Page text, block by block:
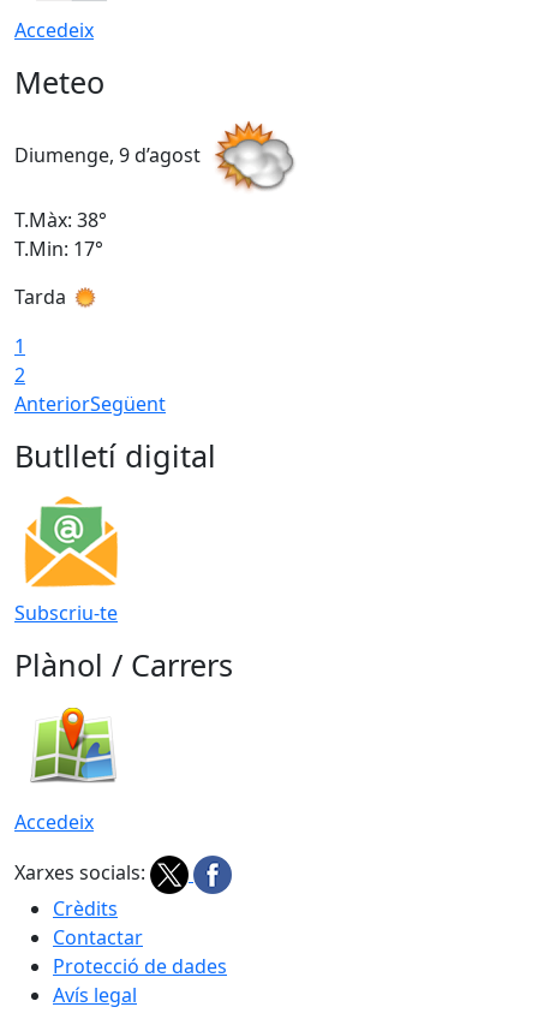
Accedeix
Meteo
Diumenge, 9 d’agost
T.Màx: 38°
T.Min: 17°
Tarda
1
2
AnteriorSegüent
Butlletí digital
Subscriu-te
Plànol / Carrers
Accedeix
Xarxes socials:
Crèdits
Contactar
Protecció de dades
Avís legal